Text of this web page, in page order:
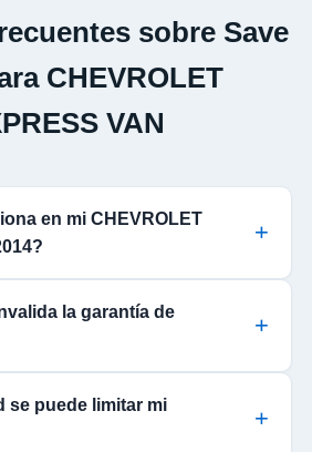
sobre Save
CHEVROLET
VAN
en mi CHEVROLET
la garantía de
se puede limitar mi